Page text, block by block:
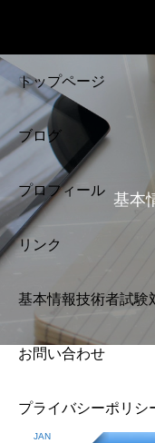
トップページ
ブログ
プロフィール
リンク
基本情報技術者試験
お問い合わせ
プライバシーポリシ
基本
JAN